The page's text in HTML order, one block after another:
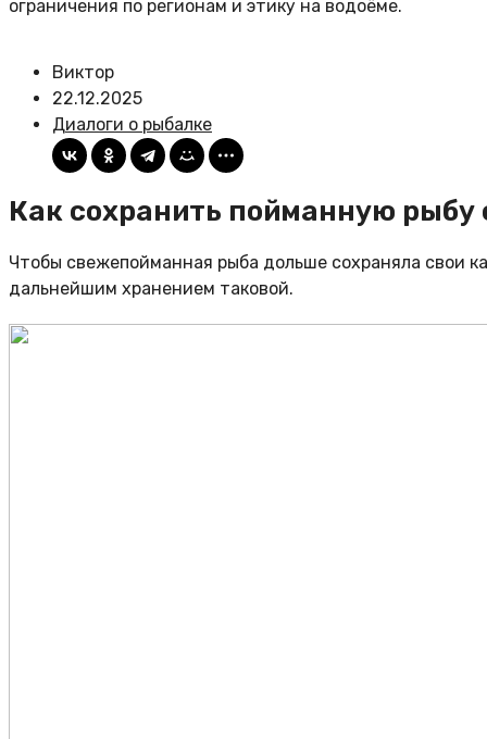
ограничения по регионам и этику на водоёме.
Виктор
22.12.2025
Диалоги о рыбалке
Как сохранить пойманную рыбу
Чтобы свежепойманная рыба дольше сохраняла свои
дальнейшим хранением таковой.